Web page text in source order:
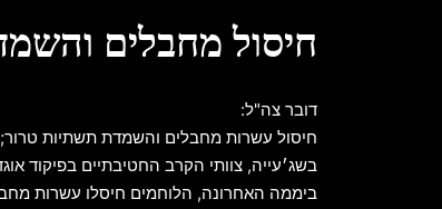
חיסול מחבלים
דובר צה"ל:
חיסול עשרות מחבלים והשמדת תשתיות
בשג׳עייה, צוותי הקרב החטיבתיים בפיקוד אוגדה 98 ממשיכים בלחימה במרחב מעל ומתחת לקרקע
ביממה האחרונה, הלוחמים חיסלו עשרות